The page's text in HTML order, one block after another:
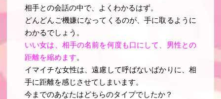
相手との会話の中で、よくわかるはず。
どんどんご機嫌になってくるのが、手に取るように
わかるでしょう。
いい女は、相手の名前を何度も口にして、男性との
距離を縮めます。
イマイチな女性は、遠慮して呼ばないばかりに、相
手に距離を感じさせてしまいます。
今までのあなたはどちらのタイプでしたか？